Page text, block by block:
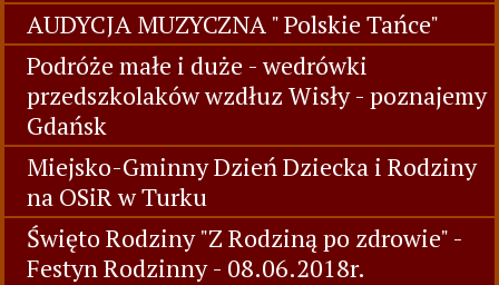
AUDYCJA MUZYCZNA " Polskie Tańce"
Podróże małe i duże - wedrówki
przedszkolaków wzdłuz Wisły - poznajemy
Gdańsk
Miejsko-Gminny Dzień Dziecka i Rodziny
na OSiR w Turku
Święto Rodziny "Z Rodziną po zdrowie" -
Festyn Rodzinny - 08.06.2018r.